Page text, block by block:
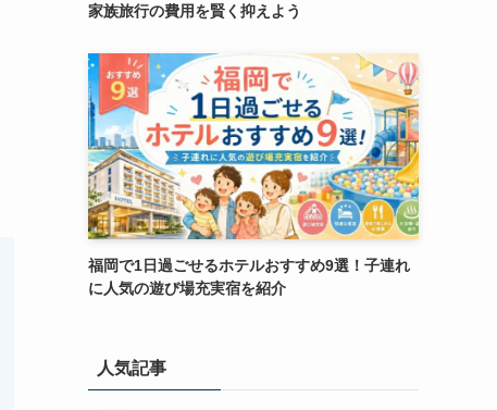
家族旅行の費用を賢く抑えよう
福岡で1日過ごせるホテルおすすめ9選！子連れ
に人気の遊び場充実宿を紹介
人気記事